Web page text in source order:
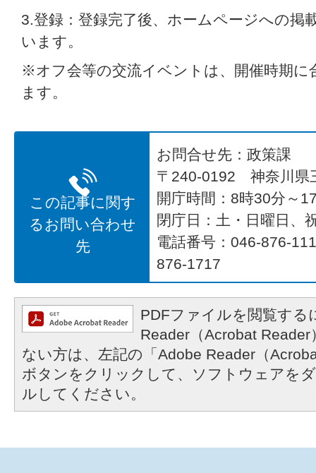
3.登録：登録完了後、ホームページへの掲
います。
※オフ会等の交流イベントは、開催時期に
ます。
この記事に関す
るお問い合わせ
先
お問合せ先：政策課
〒240-0192 神奈川県
開庁時間：8時30分～
閉庁日：土・日曜日、
電話番号：046-876-
876-1717
PDFファイルを閲覧する
Reader（Acrobat
ない方は、左記の「Adobe Reader（
ボタンをクリックして、ソフトウェアを
ルしてください。